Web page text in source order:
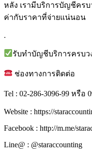
หลัง เรามีบริการบัญชีคร
ค่ากับราคาที่จ่ายแน่นอน
.
รับทำบัญชีบริการครบว
ช่องทางการติดต่อ
Tel : 02-286-3096-99 หรือ
Website : https://
Facebook : http://m.me/
Line@ : @staraccounting